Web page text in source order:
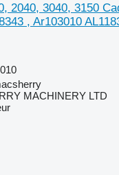
2040, 3040, 3150
, Ar103010
MACHINERY LTD